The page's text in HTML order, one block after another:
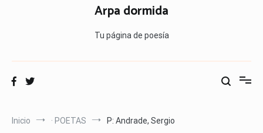
Arpa dormida
Tu página de poesía
Inicio · POETAS P: Andrade, Sergio